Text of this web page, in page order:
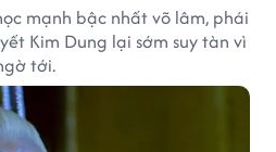
mạnh bậc nhất võ lâm, phái
Kim Dung lại sớm suy tàn vì
tới.